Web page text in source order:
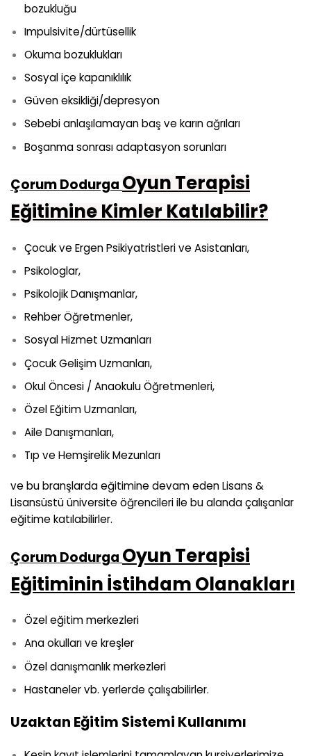
bozukluğu
Impulsivite/dürtüsellik
Okuma bozuklukları
Sosyal içe kapanıklılık
Güven eksikliği/depresyon
Sebebi anlaşılamayan baş ve karın ağrıları
Boşanma sonrası adaptasyon sorunları
Çorum Dodurga Oyun Terapisi
Eğitimine Kimler Katılabilir?
Çocuk ve Ergen Psikiyatristleri ve Asistanları,
Psikologlar,
Psikolojik Danışmanlar,
Rehber Öğretmenler,
Sosyal Hizmet Uzmanları
Çocuk Gelişim Uzmanları,
Okul Öncesi / Anaokulu Öğretmenleri,
Özel Eğitim Uzmanları,
Aile Danışmanları,
Tıp ve Hemşirelik Mezunları
ve bu branşlarda eğitimine devam eden Lisans &
Lisansüstü üniversite öğrencileri ile bu alanda çalışanlar
eğitime katılabilirler.
Çorum Dodurga Oyun Terapisi
Eğitiminin İstihdam Olanakları
Özel eğitim merkezleri
Ana okulları ve kreşler
Özel danışmanlık merkezleri
Hastaneler vb. yerlerde çalışabilirler.
Uzaktan Eğitim Sistemi Kullanımı